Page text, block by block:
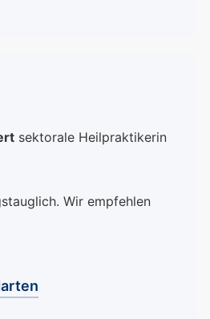
sektorale Heilpraktikerin
Wir empfehlen